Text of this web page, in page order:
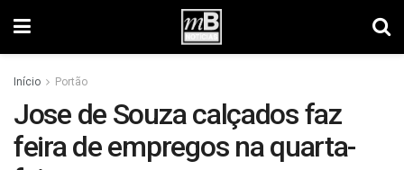
Início Portão
Jose de Souza calçados faz
feira de empregos na quarta-